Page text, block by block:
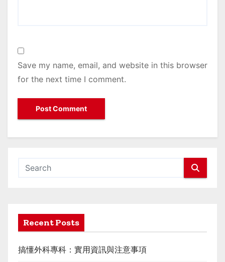
Save my name, email, and website in this browser
for the next time I comment.
Recent Posts
搞懂外科專科：實用資訊與注意事項